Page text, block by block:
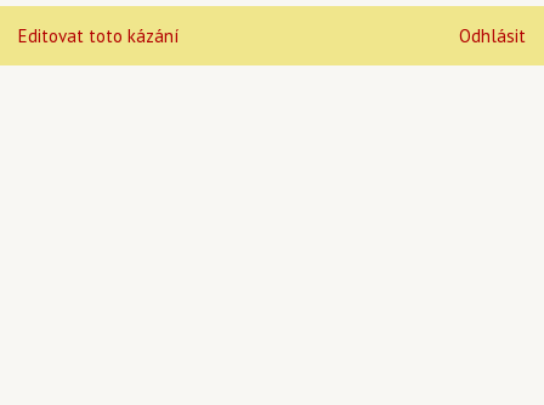
Editovat toto kázání Odhlásit